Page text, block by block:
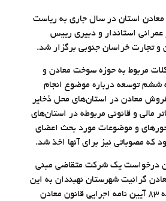
استان در سال جاری به ریاست
عمرانی استاندار و دبیری رییس
تجارت خراسان جنوبی برگزار شد.
مربوط به حوزه سوخت معادن و
برنامه ششم توسعه درباره موضوع انجام
معادن در استان‌های محل ذخایر
مالی و قانونی مربوطه در استان‌های
و موضوعات مورد بحث اعضای
که مصوباتی نیز برای آنها اخذ شد.
درخواست یک شرکت متقاضی مبنی
گرانیت شهرستان نهبندان به این
شرکت، بر اساس ماده ۸۳ آیین نامه اجرایی قانون معادن